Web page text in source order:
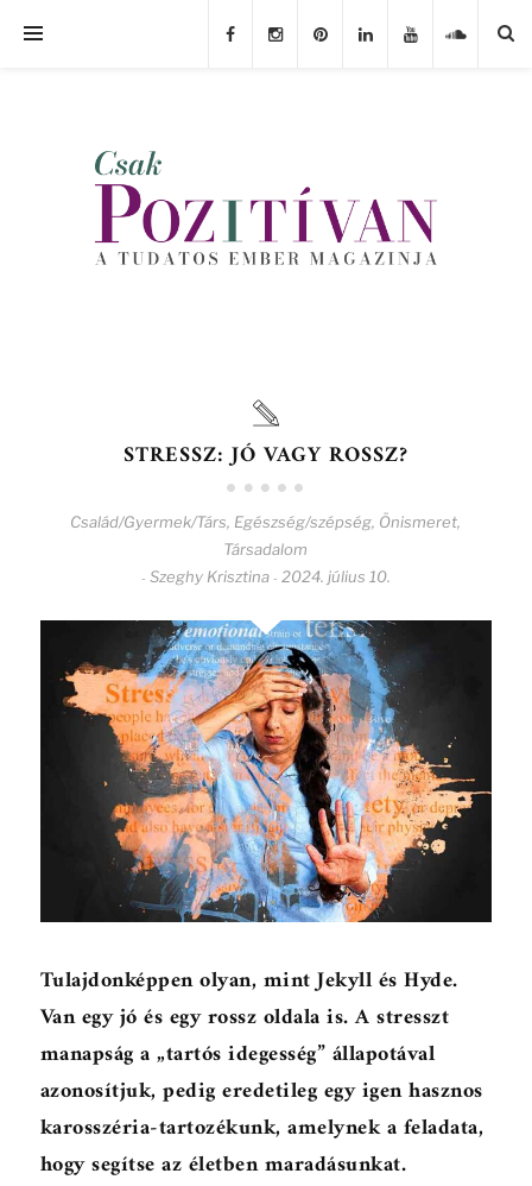
STRESSZ: JÓ VAGY ROSSZ?
Család/Gyermek/Társ, Egészség/szépség, Önismeret,
Társadalom
- Szeghy Krisztina - 2024. július 10.
Tulajdonképpen olyan, mint Jekyll és Hyde.
Van egy jó és egy rossz oldala is. A stresszt
manapság a „tartós idegesség” állapotával
azonosítjuk, pedig eredetileg egy igen hasznos
karosszéria-tartozékunk, amelynek a feladata,
hogy segítse az életben maradásunkat.